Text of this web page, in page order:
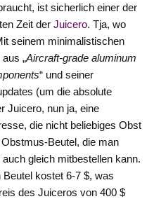
ist sicherlich einer der
Zeit derJuicero. Tja, wo
seinem minimalistischen
„Aircraft-grade aluminum
“ und seiner
(um die absolute
Juicero, nun ja, eine
die nicht beliebiges Obst
Beutel, die man
gleich mitbestellen kann.
kostet 6-7 $, was
des Juiceros von 400 $